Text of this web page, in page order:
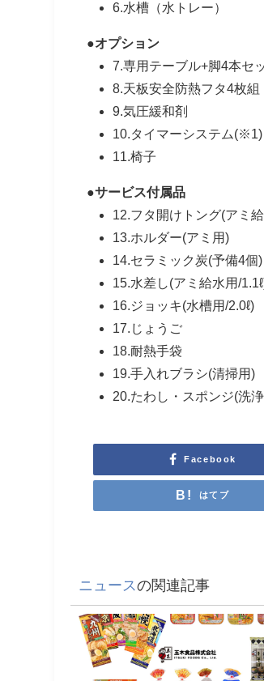
6.水槽（水トレー）
●オプション
7.専用テーブル+脚4本セ
8.天板安全防熱フタ4枚組
9.気圧緩和剤
10.タイマーシステム(※1)
11.椅子
●サービス付属品
12.フタ開けトング(アミ
13.ホルダー(アミ用)
14.セラミック炭(予備4個)
15.水差し(アミ給水用/
16.ジョッキ(水槽用/2.0ℓ)
17.じょうご
18.耐熱手袋
19.手入れブラシ(清掃用)
20.たわし・スポンジ(洗
Facebook
はてブ
ニュースの関連記事